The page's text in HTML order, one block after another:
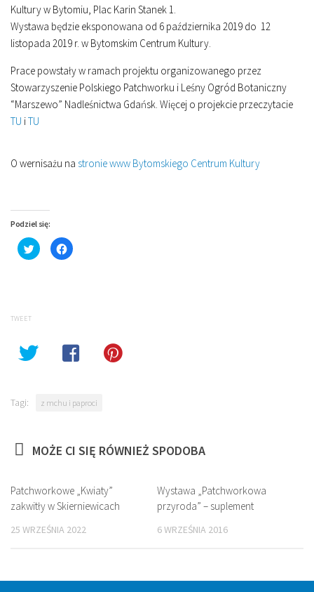
Kultury w Bytomiu, Plac Karin Stanek 1.
Wystawa będzie eksponowana od 6 października 2019 do 12
listopada 2019 r. w Bytomskim Centrum Kultury.
Prace powstały w ramach projektu organizowanego przez
Stowarzyszenie Polskiego Patchworku i Leśny Ogród Botaniczny
“Marszewo” Nadleśnictwa Gdańsk. Więcej o projekcie przeczytacie
TU iTU
O wernisażu na stronie www Bytomskiego Centrum Kultury
Podziel się:
Click
to
share
Click
to
TWEET
Tagi: z mchu i paproci
MOŻE CI SIĘ RÓWNIEŻ SPODOBA
Patchworkowe „Kwiaty”
zakwitły w Skierniewicach
25 WRZEŚNIA 2022
Wystawa „Patchworkowa
przyroda” – suplement
6 WRZEŚNIA 2016